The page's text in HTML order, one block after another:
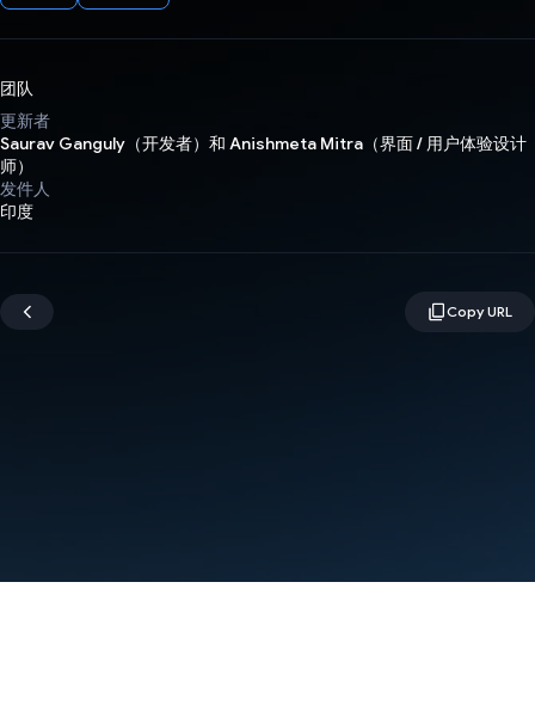
团队
更新者
Saurav Ganguly（开发者）和 Anishmeta Mitra（界面 / 用户体验设计
师）
发件人
印度